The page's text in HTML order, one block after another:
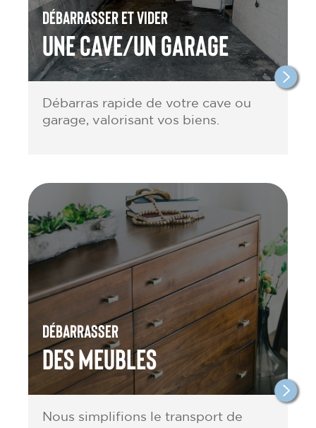
Débarrasser et vider
une cave/un garage
Débarras rapide de votre cave ou
garage, valorisant vos biens.
Débarrasser
des meubles
Nous simplifions le transport de